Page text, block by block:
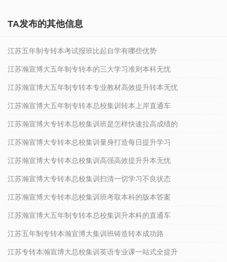
TA发布的其他信息
江苏五年制专转本考试报班比起自学有哪些优势
江苏瀚宣博大五年制专转本的三大学习准则本科无忧
江苏瀚宣博大五年制专转本专业教材高效提升转本无忧
江苏瀚宣博大五年制专转本总校集训转本上岸直通车
江苏瀚宣博大专转本总校集训班是怎样快速拉高成绩的
江苏瀚宣博大专转本总校集训量身打造每日提升学习
江苏瀚宣博大专转本总校集训高强高效提升升本无忧
江苏瀚宣博大专转本总校集训扫清一切学习不良状态
江苏瀚宣博大专转本总校集训班考取本科的版本答案
江苏瀚宣博大五年制专转本总校集训升本科的直通车
江苏五年制专转本瀚宣博大集训班铸造转本成功路
江苏专转本瀚宣博大总校集训英语专业课一站式全提升